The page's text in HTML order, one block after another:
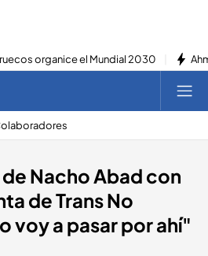
organice el Mundial 2030
Nacho Abad con
de Trans No
voy a pasar por ahí"